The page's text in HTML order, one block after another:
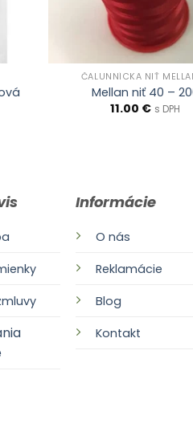
ČALUNNÍCKA NIŤ
Mellan niť 40 –
11.00 € s DPH
Informácie
O nás
Reklamácie
Blog
Kontakt